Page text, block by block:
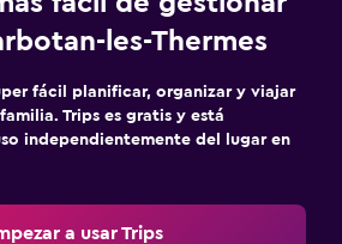
les-Thermes
fácil planificar, organizar y viajar
Trips es gratis y está
independientemente del lugar en
a usar Trips